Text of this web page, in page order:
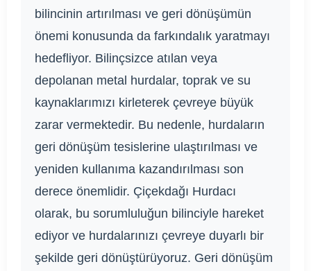
bilincinin artırılması ve geri dönüşümün
önemi konusunda da farkındalık yaratmayı
hedefliyor. Bilinçsizce atılan veya
depolanan metal hurdalar, toprak ve su
kaynaklarımızı kirleterek çevreye büyük
zarar vermektedir. Bu nedenle, hurdaların
geri dönüşüm tesislerine ulaştırılması ve
yeniden kullanıma kazandırılması son
derece önemlidir. Çiçekdağı Hurdacı
olarak, bu sorumluluğun bilinciyle hareket
ediyor ve hurdalarınızı çevreye duyarlı bir
şekilde geri dönüştürüyoruz. Geri dönüşüm